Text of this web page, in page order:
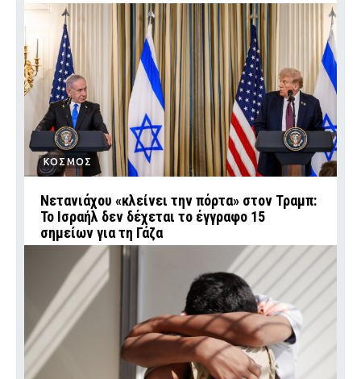
ΚΟΣΜΟΣ
Νετανιάχου «κλείνει την πόρτα» στον Τραμπ:
Το Ισραήλ δεν δέχεται το έγγραφο 15
σημείων για τη Γάζα